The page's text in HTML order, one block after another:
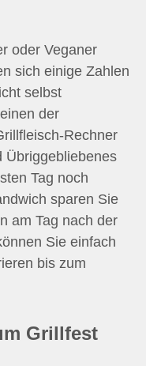
oder Veganer
sich einige Zahlen
selbst
der
Rechner
Übriggebliebenes
Tag noch
sparen Sie
am Tag nach der
Sie einfach
bis zum
Grillfest